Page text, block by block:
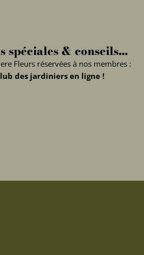
spéciales & conseils...
Fleurs réservées à nos membres :
des jardiniers en ligne !